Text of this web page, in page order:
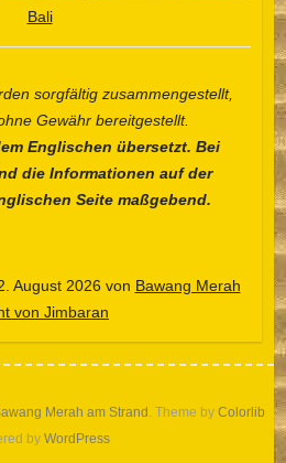
Bali
sorgfältig zusammengestellt,
Gewähr bereitgestellt.
Englischen übersetzt. Bei
die Informationen auf der
Seite maßgebend.
August 2026 von Bawang Merah
von Jimbaran
Merah am Strand . Theme by Colorlib
by WordPress
繁體中文
Français
Bahasa Indonesia
Português do Brasil
Español